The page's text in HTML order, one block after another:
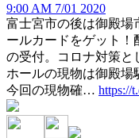
9:00 AM 7/01 2020
富士宮市の後は御殿場
ールカードをゲット
の受付。コロナ対策と
ホールの現物は御殿場
今回の現物確… https://